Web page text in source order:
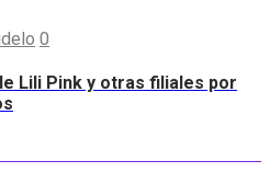
0
Lili Pink y otras filiales por